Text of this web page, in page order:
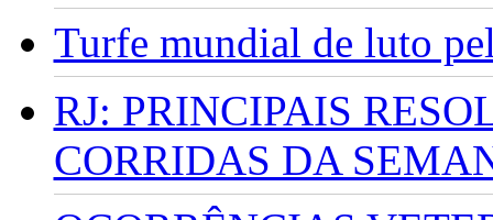
Turfe mundial de luto
RJ: PRINCIPAIS
CORRIDAS DA